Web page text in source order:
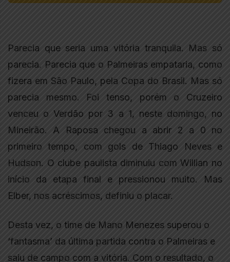
Parecia que seria uma vitória tranquila. Mas só
parecia. Parecia que o Palmeiras empataria, como
fizera em São Paulo, pela Copa do Brasil. Mas só
parecia mesmo. Foi tenso, porém o Cruzeiro
venceu o Verdão por 3 a 1, neste domingo, no
Mineirão. A Raposa chegou a abrir 2 a 0 no
primeiro tempo, com gols de Thiago Neves e
Hudson. O clube paulista diminuiu com Willian no
início da etapa final e pressionou muito. Mas
Elber, nos acréscimos, definiu o placar.
Desta vez, o time de Mano Menezes superou o
‘fantasma’ da última partida contra o Palmeiras e
saiu de campo com a vitória. Com o resultado, o